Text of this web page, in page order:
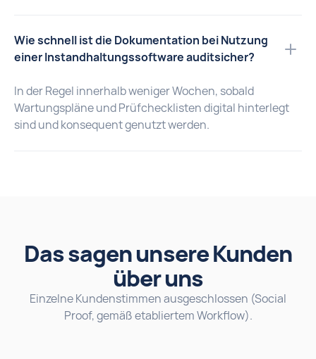
Wie schnell ist die Dokumentation bei Nutzung
einer Instandhaltungssoftware auditsicher?
In der Regel innerhalb weniger Wochen, sobald
Wartungspläne und Prüfchecklisten digital hinterlegt
sind und konsequent genutzt werden.
Das sagen unsere Kunden
über uns
Einzelne Kundenstimmen ausgeschlossen (Social
Proof, gemäß etabliertem Workflow).